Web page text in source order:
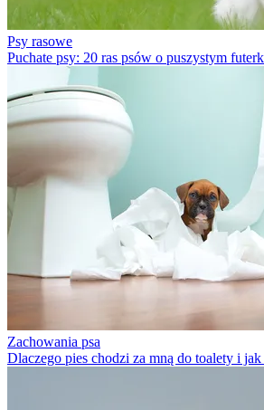
Psy rasowe
Puchate psy: 20 ras psów o puszystym
Zachowania psa
Dlaczego pies chodzi za mną do toalety i